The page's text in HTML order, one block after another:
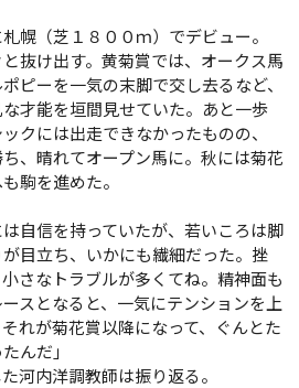
幌（芝１８００ｍ）でデビュー。
抜け出す。黄菊賞では、オークス馬
ピーを一気の末脚で交し去るなど、
才能を垣間見せていた。あと一歩
クには出走できなかったものの、
、晴れてオープン馬に。秋には菊花
駒を進めた。
は自信を持っていたが、若いころは脚
目立ち、いかにも繊細だった。挫
さなトラブルが多くてね。精神面も
スとなると、一気にテンションを上
れが菊花賞以降になって、ぐんとた
んだ」
河内洋調教師は振り返る。